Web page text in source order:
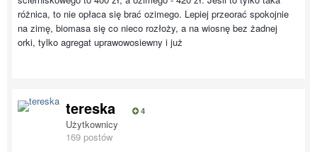
różnica, to nie opłaca się brać ozimego. Lepiej przeorać spokojnie
na zimę, biomasa się co nieco rozłoży, a na wiosnę bez żadnej
orki, tylko agregat uprawowosiewny i już
tereska 4
Użytkownicy
169 postów